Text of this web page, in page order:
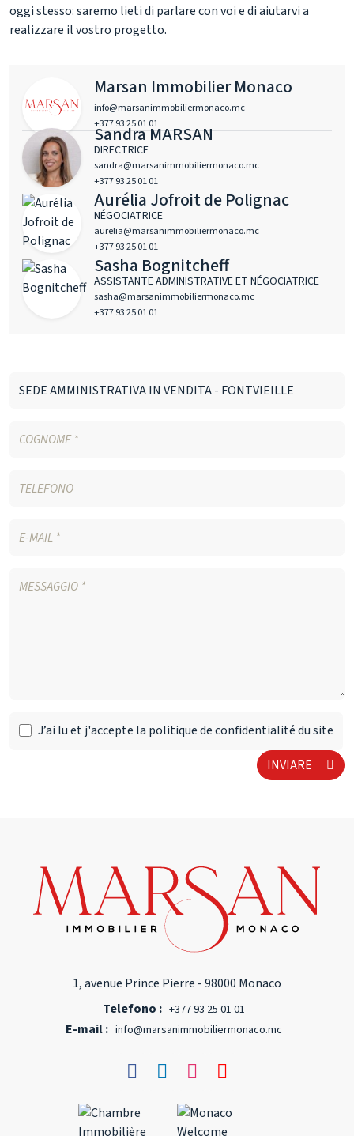
oggi stesso: saremo lieti di parlare con voi e di aiutarvi a
realizzare il vostro progetto.
Marsan Immobilier Monaco
info@marsanimmobiliermonaco.mc
+377 93 25 01 01
Sandra MARSAN
DIRECTRICE
sandra@marsanimmobiliermonaco.mc
+377 93 25 01 01
Aurélia Jofroit de Polignac
NÉGOCIATRICE
aurelia@marsanimmobiliermonaco.mc
+377 93 25 01 01
Sasha Bognitcheff
ASSISTANTE ADMINISTRATIVE ET NÉGOCIATRICE
sasha@marsanimmobiliermonaco.mc
+377 93 25 01 01
SEDE AMMINISTRATIVA IN VENDITA - FONTVIEILLE
J’ai lu et j'accepte la politique de confidentialité du site
INVIARE
1, avenue Prince Pierre - 98000 Monaco
Telefono : +377 93 25 01 01
E-mail : info@marsanimmobiliermonaco.mc